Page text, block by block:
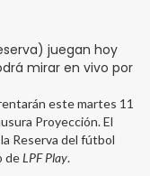
juegan hoy
mirar en vivo por
este martes 11
Proyección. El
Reserva del fútbol
deLPF Play.